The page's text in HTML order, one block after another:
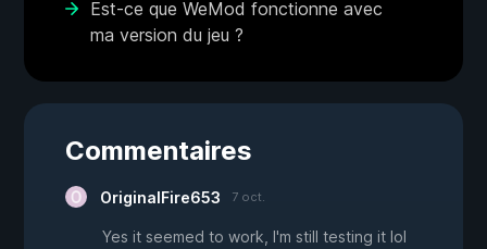
Est-ce que WeMod fonctionne avec
ma version du jeu ?
Commentaires
OriginalFire653 7 oct.
Yes it seemed to work, I'm still testing it lol